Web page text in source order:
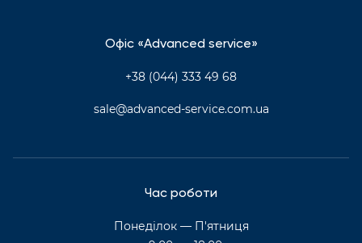
Офіс «Advanced service»
+38 (044) 333 49 68
sale@advanced-service.com.ua
Час роботи
Понеділок — П'ятниця